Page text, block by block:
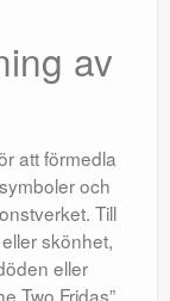
av
att förmedla
och
Till
skönhet,
eller
Two Fridas”